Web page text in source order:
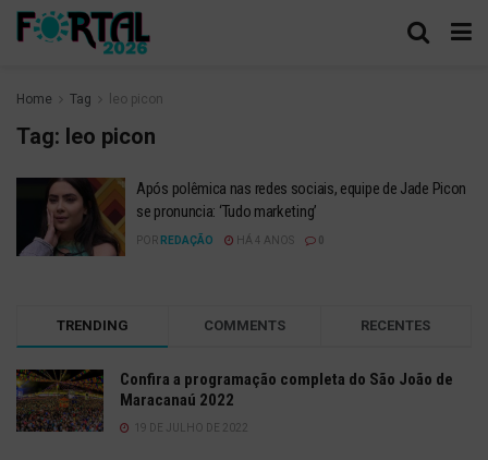
Home Tag leo picon
Tag: leo picon
Após polêmica nas redes sociais, equipe de Jade Picon
se pronuncia: ‘Tudo marketing’
POR REDAÇÃO HÁ 4 ANOS
TRENDING COMMENTS RECENTES
Confira a programação completa do São João de
Maracanaú 2022
19 DE JULHO DE 2022